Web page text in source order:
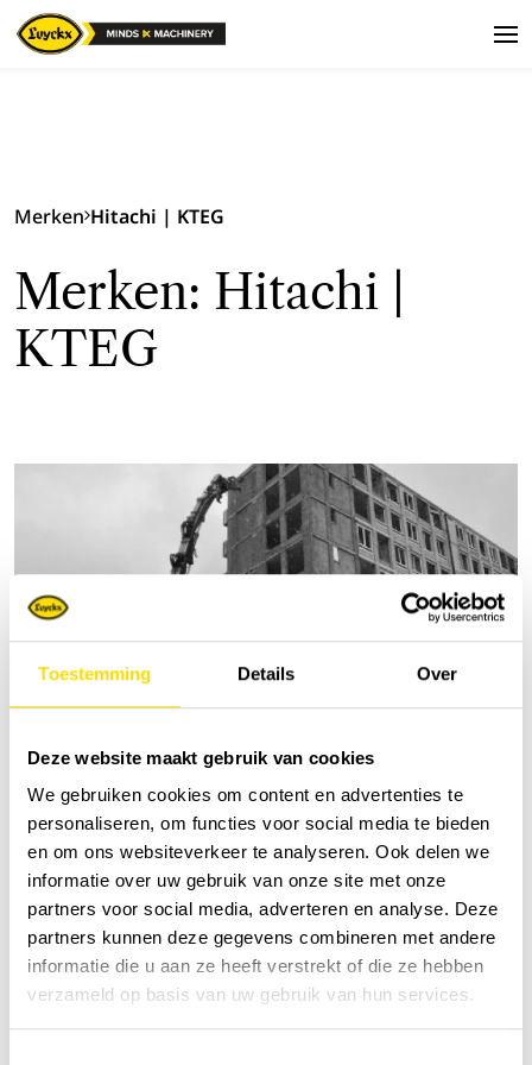
Toestemming Details Over
Deze website maakt gebruik van cookies
We gebruiken cookies om content en advertenties te
personaliseren, om functies voor social media te bieden
en om ons websiteverkeer te analyseren. Ook delen we
informatie over uw gebruik van onze site met onze
partners voor social media, adverteren en analyse. Deze
partners kunnen deze gegevens combineren met andere
informatie die u aan ze heeft verstrekt of die ze hebben
verzameld op basis van uw gebruik van hun services.
Merken Hitachi | KTEG
Merken: Hitachi |
KTEG
Sloopgraafmachines